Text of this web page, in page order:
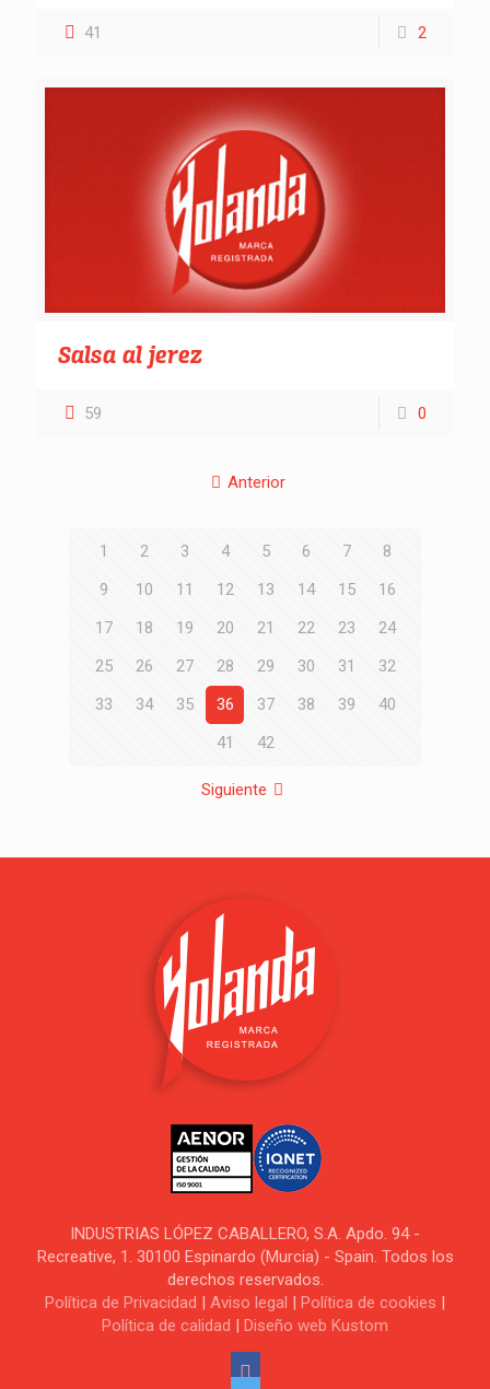
41 2
Salsa al jerez
59 0
Anterior
1 2 3 4 5 6 7
8
9
10 11 12 13 14 15
16
17
18 19 20 21 22 23
24
25
26 27 28 29 30 31
32
33
34 35 36 37 38 39
40
41
42
Siguiente
INDUSTRIAS LÓPEZ CABALLERO, S.A. Apdo. 94 -
Recreative, 1. 30100 Espinardo (Murcia) - Spain. Todos los
derechos reservados.
Política de Privacidad | Aviso legal | Política de cookies |
Política de calidad | Diseño web Kustom